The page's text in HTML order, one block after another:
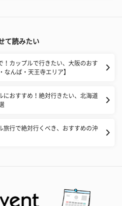
て読みたい
！カップルで行きたい、大阪のおす
なんば・天王寺エリア】
におすすめ！絶対行きたい、北海道
旅行で絶対行くべき、おすすめの沖